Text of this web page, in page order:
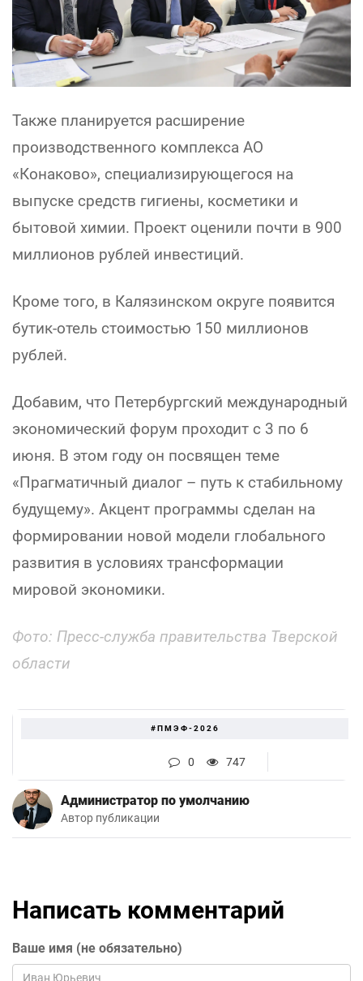
Также планируется расширение
производственного комплекса АО
«Конаково», специализирующегося на
выпуске средств гигиены, косметики и
бытовой химии. Проект оценили почти в 900
миллионов рублей инвестиций.
Кроме того, в Калязинском округе появится
бутик-отель стоимостью 150 миллионов
рублей.
Добавим, что Петербургский международный
экономический форум проходит с 3 по 6
июня. В этом году он посвящен теме
«Прагматичный диалог – путь к стабильному
будущему». Акцент программы сделан на
формировании новой модели глобального
развития в условиях трансформации
мировой экономики.
Фото: Пресс-служба правительства Тверской
области
#ПМЭФ-2026
0 747
Администратор по умолчанию
Автор публикации
Написать комментарий
Ваше имя (не обязательно)